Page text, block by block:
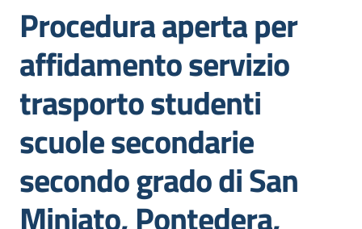
Servizi
Novità
Documenti
dati
Salta al contenuto
Procedura aperta per
affidamento servizio
trasporto studenti
scuole secondarie
secondo grado di San
Miniato, Pontedera,